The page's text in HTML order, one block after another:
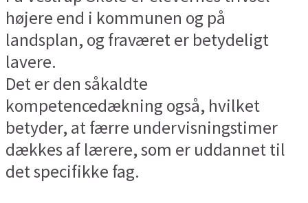
højere end i kommunen og på
landsplan, og fraværet er betydeligt
lavere.
Det er den såkaldte
kompetencedækning også, hvilket
betyder, at færre undervisningstimer
dækkes af lærere, som er uddannet til
det specifikke fag.